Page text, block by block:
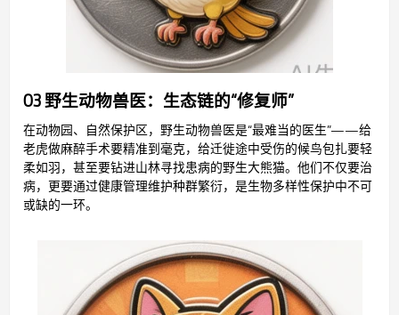
03 野生动物兽医：生态链的“修复师”
在动物园、自然保护区，野生动物兽医是“最难当的医生”——给
老虎做麻醉手术要精准到毫克，给迁徙途中受伤的候鸟包扎要轻
柔如羽，甚至要钻进山林寻找患病的野生大熊猫。他们不仅要治
病，更要通过健康管理维护种群繁衍，是生物多样性保护中不可
或缺的一环。